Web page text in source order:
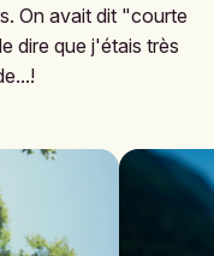
On avait dit "courte
dire que j'étais très